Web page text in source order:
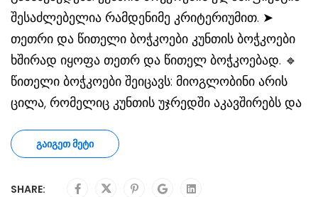
შესაძლებელია რამდენიმე კრიტერიუმით. ➤
თეთრი და წითელი ბოჭკოები კუნთის ბოჭკოები
ხშირად იყოფა თეთრ და წითელ ბოჭკოებად. 🔹
წითელი ბოჭკოები შეიცავს: მიოგლობინი არის
ცილა, რომელიც კუნთის უჯრედში აკავშირებს და
ᲒᲐᲘᲒᲔᲗ ᲛᲔᲢᲘ
SHARE: